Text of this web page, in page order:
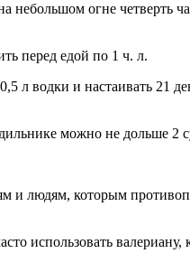
огне четверть
перед едой по 1 ч. л.
л водки и настаивать 21
можно не дольше 2
людям, которым
использовать валериану,